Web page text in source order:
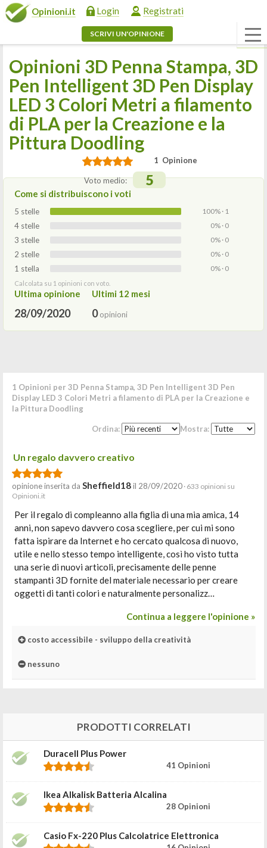
Opinioni.it Login Registrati
SCRIVI UN'OPINIONE
Opinioni 3D Penna Stampa, 3D
Pen Intelligent 3D Pen Display
LED 3 Colori Metri a filamento
di PLA per la Creazione e la
Pittura Doodling
1 Opinione
Voto medio: 5
Come si distribuiscono i voti
5 stelle 100% · 1
4 stelle 0% · 0
3 stelle 0% · 0
2 stelle 0% · 0
1 stella 0% · 0
Calcolata su 1 opinioni con voto.
Ultima opinione
28/09/2020
Ultimi 12 mesi
0opinioni
1 Opinioni per 3D Penna Stampa, 3D Pen Intelligent 3D Pen
Display LED 3 Colori Metri a filamento di PLA per la Creazione e
la Pittura Doodling
Ordina: Mostra:
Un regalo davvero creativo
opinione inserita da Sheffield18il 28/09/2020 · 633 opinioni su
Opinioni.it
Per il regalo di compleanno alla figlia di una mia amica, 14
anni, non sapevo davvero cosa scegliere, per cui mi sono
fatta ispirare da Internet e ho cercato qualcosa di nuovo,
utile e nello stesso tempo intelligente, così ho visto tutta
una serie di nuovi articoli, precisamente delle penne
stampanti 3D fornite del materiale necessario per creare
oggetti di tanti colori e naturalmente personalizz…
Continua a leggere l'opinione »
costo accessibile - sviluppo della creatività
nessuno
PRODOTTI CORRELATI
Duracell Plus Power
41 Opinioni
Ikea Alkalisk Batteria Alcalina
28 Opinioni
Casio Fx-220 Plus Calcolatrice Elettronica